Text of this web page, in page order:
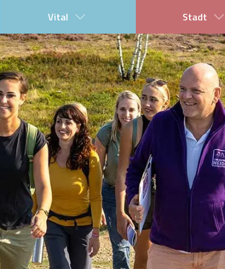
Vital Stadt